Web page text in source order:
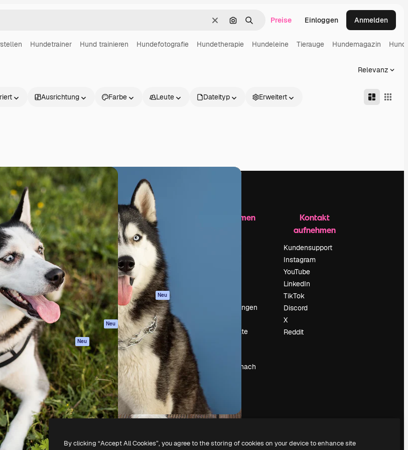
LöschenNach Bild suchen
SuchenPreise Einloggen Anmelden
Hundetrainer Hund trainieren Hundefotografie Hundetherapie Hundeleine Tierauge Hundemagazin
Relevanz
Ausrichtung Farbe Leute Dateityp Erweitert
beste
als 1 Million
Produkte
Spaces
KI-Assistent
KI-Bildgenerator
KI-Videogenerator
KI-
Stimmengenerator
Stock-Inhalte
MCP für
Claude/ChatGPT
Neu
Agenten Neu
API
Mobile App
Alle Magnific-Tools
Loslegen
Academy
Dokumentation
Support
AGB
Datenschutzerklärung
Originale Neu
Cookie-Richtlinie
Vertrauenszentrum
Partner
Unternehmen
Unternehmen
Veranstaltungen
Deine Inhalte
Suchst du nach
Kontakt
aufnehmen
Kundensupport
Instagram
YouTube
LinkedIn
TikTok
Discord
X
Reddit
S.L.U.Alle Rechte vorbehalten.
By clicking “Accept All Cookies”, you agree to the storing of cookies on your device to enhance site